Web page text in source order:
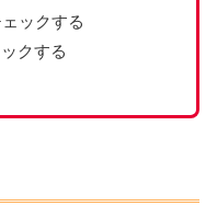
ックする
クする